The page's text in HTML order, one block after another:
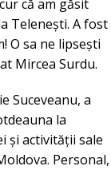
că am găsit
Telenești. A fost
O sa ne lipsești
Mircea Surdu.
Suceveanu, a
la
și activității sale
Personal,